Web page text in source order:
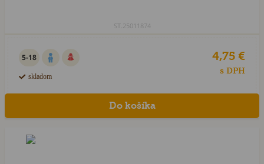
ST.25011874
5-18
skladom
4,75 €
s DPH